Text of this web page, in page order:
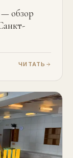
обзор
ЧИТАТЬ